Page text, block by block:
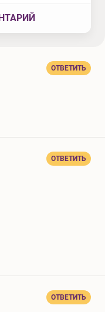
ОТВЕТИТЬ
ОТВЕТИТЬ
ОТВЕТИТЬ